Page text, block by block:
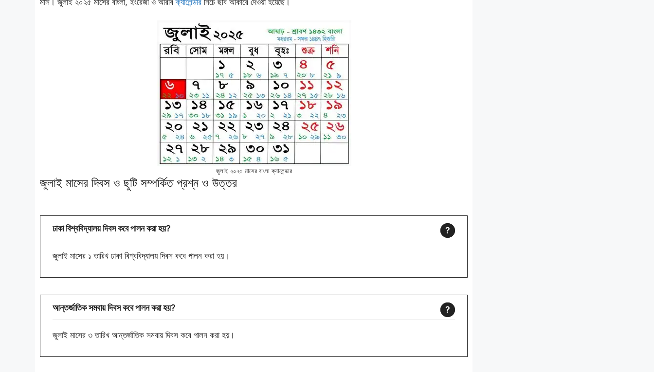
জুলাই ২০২৫ মাসের বাংলা ক্যালেন্ডার
জুলাই মাসের দিবস ও ছুটি সম্পর্কিত প্রশ্ন ও উত্তর
ঢাকা বিশ্ববিদ্যালয় দিবস কবে পালন করা হয়?
জুলাই মাসের ১ তারিখ ঢাকা বিশ্ববিদ্যালয় দিবস কবে পালন করা হয়।
আন্তর্জাতিক সমবায় দিবস কবে পালন করা হয়?
জুলাই মাসের ৩ তারিখ আন্তর্জাতিক সমবায় দিবস কবে পালন করা হয়।